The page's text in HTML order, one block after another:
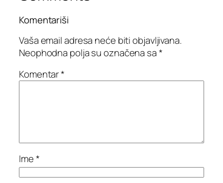
Komentariši
Vaša email adresa neće biti objavljivana.
Neophodna polja su označena sa*
Komentar*
Ime*